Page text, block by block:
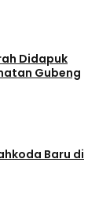
Didapuk
Gubeng
Baru di